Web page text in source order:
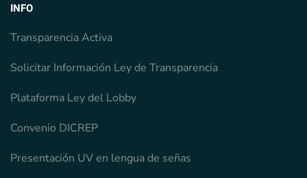
INFO
Transparencia Activa
Solicitar Información Ley de Transparencia
Plataforma Ley del Lobby
Convenio DICREP
Presentación UV en lengua de señas